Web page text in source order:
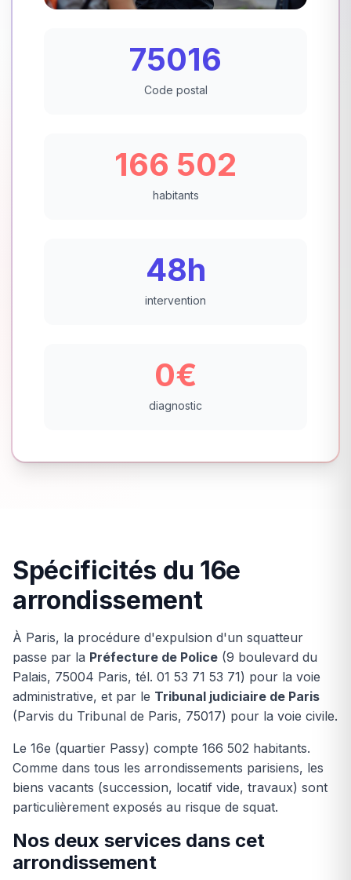
75016
Code postal
166 502
habitants
48h
intervention
0€
diagnostic
Spécificités du 16e
arrondissement
À Paris, la procédure d'expulsion d'un squatteur
passe par la Préfecture de Police (9 boulevard du
Palais, 75004 Paris, tél. 01 53 71 53 71) pour la voie
administrative, et par le Tribunal judiciaire de Paris
(Parvis du Tribunal de Paris, 75017) pour la voie civile.
Le 16e (quartier Passy) compte 166 502 habitants.
Comme dans tous les arrondissements parisiens, les
biens vacants (succession, locatif vide, travaux) sont
particulièrement exposés au risque de squat.
Nos deux services dans cet
arrondissement